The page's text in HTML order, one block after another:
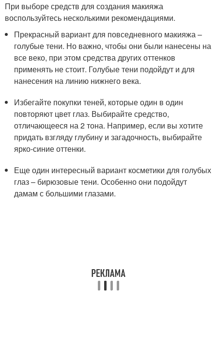
При выборе средств для создания макияжа
воспользуйтесь несколькими рекомендациями.
Прекрасный вариант для повседневного макияжа –
голубые тени. Но важно, чтобы они были нанесены на
все веко, при этом средства других оттенков
применять не стоит. Голубые тени подойдут и для
нанесения на линию нижнего века.
Избегайте покупки теней, которые один в один
повторяют цвет глаз. Выбирайте средство,
отличающееся на 2 тона. Например, если вы хотите
придать взгляду глубину и загадочность, выбирайте
ярко-синие оттенки.
Еще один интересный вариант косметики для голубых
глаз – бирюзовые тени. Особенно они подойдут
дамам с большими глазами.